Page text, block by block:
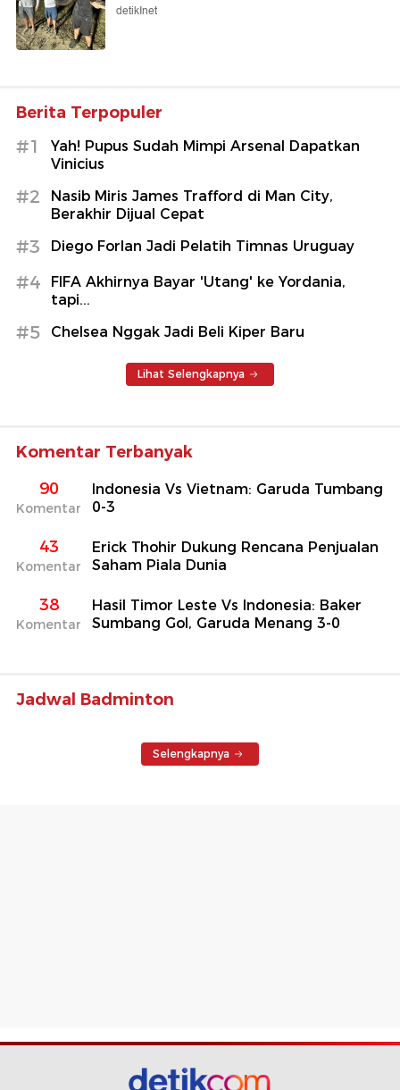
detikInet
Berita Terpopuler
#1
Yah! Pupus Sudah Mimpi Arsenal Dapatkan
Vinicius
#2
Nasib Miris James Trafford di Man City,
Berakhir Dijual Cepat
#3 Diego Forlan Jadi Pelatih Timnas Uruguay
#4
FIFA Akhirnya Bayar 'Utang' ke Yordania,
tapi...
#5 Chelsea Nggak Jadi Beli Kiper Baru
Lihat Selengkapnya
Komentar Terbanyak
90
Komentar
Indonesia Vs Vietnam: Garuda Tumbang
0-3
43
Komentar
Erick Thohir Dukung Rencana Penjualan
Saham Piala Dunia
38
Komentar
Hasil Timor Leste Vs Indonesia: Baker
Sumbang Gol, Garuda Menang 3-0
Jadwal Badminton
Selengkapnya